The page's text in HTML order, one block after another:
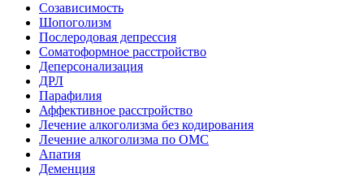
Созависимость
Шопоголизм
Послеродовая депрессия
Соматоформное расстройство
Деперсонализация
ДРЛ
Парафилия
Аффективное расстройство
Лечение алкоголизма без кодирования
Лечение алкоголизма по ОМС
Апатия
Деменция